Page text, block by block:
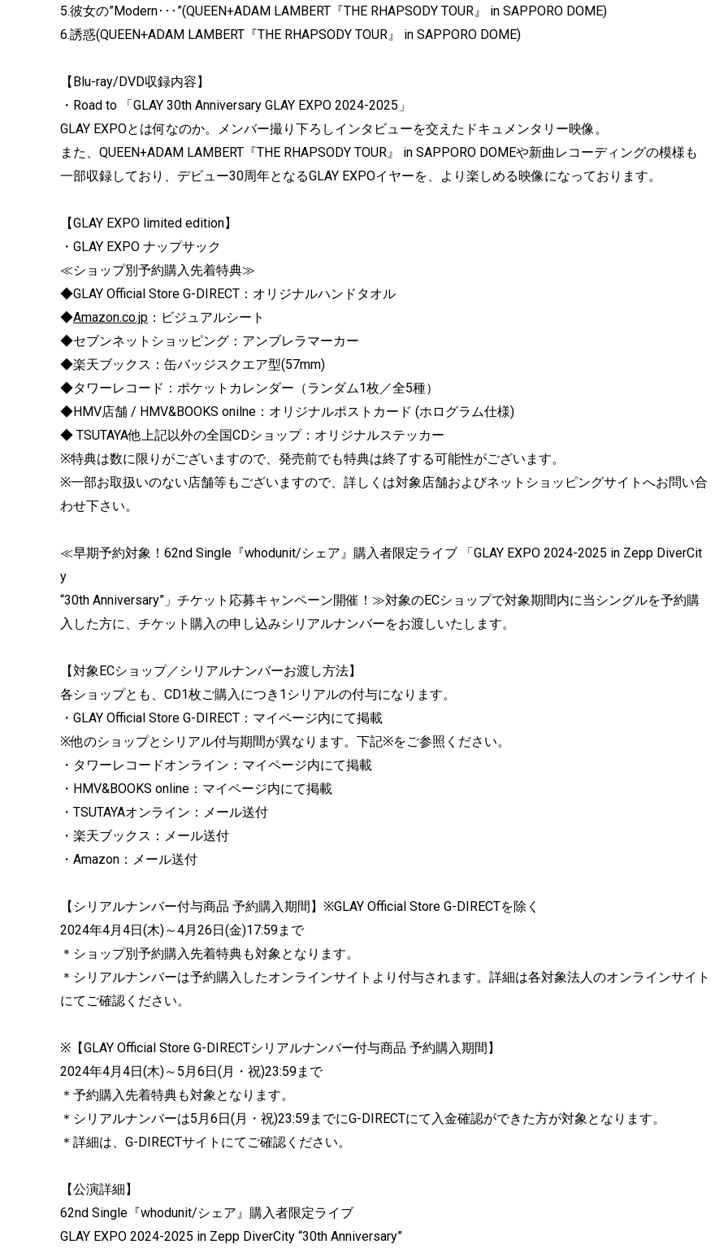
5.彼女の”Modern･･･”(QUEEN+ADAM LAMBERT『THE RHAPSODY TOUR』 in SAPPORO DOME)
6.誘惑(QUEEN+ADAM LAMBERT『THE RHAPSODY TOUR』 in SAPPORO DOME)
【Blu-ray/DVD収録内容】
・Road to 「GLAY 30th Anniversary GLAY EXPO 2024-2025」
GLAY EXPOとは何なのか。メンバー撮り下ろしインタビューを交えたドキュメンタリー映像。
また、QUEEN+ADAM LAMBERT『THE RHAPSODY TOUR』 in SAPPORO DOMEや新曲レコーディングの模様も
一部収録しており、デビュー30周年となるGLAY EXPOイヤーを、より楽しめる映像になっております。
【GLAY EXPO limited edition】
・GLAY EXPO ナップサック
≪ショップ別予約購入先着特典≫
◆GLAY Official Store G-DIRECT：オリジナルハンドタオル
◆Amazon.co.jp ：ビジュアルシート
◆セブンネットショッピング：アンブレラマーカー
◆楽天ブックス：缶バッジスクエア型(57mm)
◆タワーレコード：ポケットカレンダー（ランダム1枚／全5種）
◆HMV店舗 / HMV&BOOKS onilne：オリジナルポストカード (ホログラム仕様)
◆ TSUTAYA他上記以外の全国CDショップ：オリジナルステッカー
※特典は数に限りがございますので、発売前でも特典は終了する可能性がございます。
※一部お取扱いのない店舗等もございますので、詳しくは対象店舗およびネットショッピングサイトへお問い合
わせ下さい。
≪早期予約対象！62nd Single『whodunit/シェア』購入者限定ライブ 「GLAY EXPO 2024-2025 in Zepp DiverCit
y
“30th Anniversary”」チケット応募キャンペーン開催！≫対象のECショップで対象期間内に当シングルを予約購
入した方に、チケット購入の申し込みシリアルナンバーをお渡しいたします。
【対象ECショップ／シリアルナンバーお渡し方法】
各ショップとも、CD1枚ご購入につき1シリアルの付与になります。
・GLAY Official Store G-DIRECT：マイページ内にて掲載
※他のショップとシリアル付与期間が異なります。下記※をご参照ください。
・タワーレコードオンライン：マイページ内にて掲載
・HMV&BOOKS online：マイページ内にて掲載
・TSUTAYAオンライン：メール送付
・楽天ブックス：メール送付
・Amazon：メール送付
【シリアルナンバー付与商品 予約購入期間】※GLAY Official Store G-DIRECTを除く
2024年4月4日(木)～4月26日(金)17:59まで
＊ショップ別予約購入先着特典も対象となります。
＊シリアルナンバーは予約購入したオンラインサイトより付与されます。詳細は各対象法人のオンラインサイト
にてご確認ください。
※【GLAY Official Store G-DIRECTシリアルナンバー付与商品 予約購入期間】
2024年4月4日(木)～5月6日(月・祝)23:59まで
＊予約購入先着特典も対象となります。
＊シリアルナンバーは5月6日(月・祝)23:59までにG-DIRECTにて入金確認ができた方が対象となります。
＊詳細は、G-DIRECTサイトにてご確認ください。
【公演詳細】
62nd Single『whodunit/シェア』購入者限定ライブ
GLAY EXPO 2024-2025 in Zepp DiverCity “30th Anniversary”